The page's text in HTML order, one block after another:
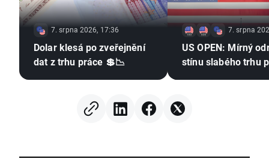
7. srpna 2026, 17:36
Dolar klesá po zveřejnění
dat z trhu práce 💲📉
7. srpna
US OPEN: Mírný
stínu slabého trhu